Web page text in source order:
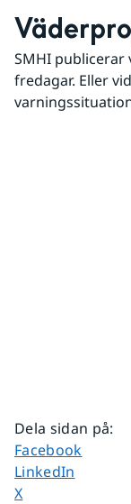
SMHI publicerar
fredagar. Eller
Dela sidan på:
Dela sidan på
Facebook
Dela sidan på
LinkedIn
Dela sidan på
X